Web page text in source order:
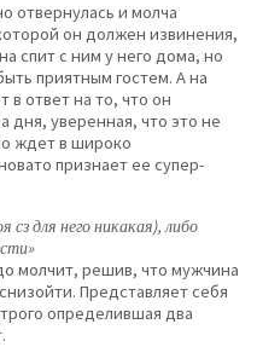
отвернулась и молча
он должен извинения,
спит с ним у него дома, но
приятным гостем. А на
ответ на то, что он
дня, уверенная, что это не
ждет в широко
признает ее супер-
для него никакая), либо
молчит, решив, что мужчина
Представляет себя
определившая два